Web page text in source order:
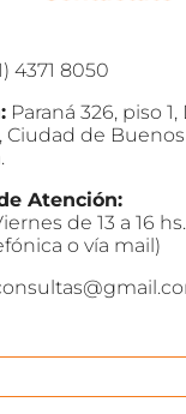
4371 8050
Paraná 326, piso 1,
Ciudad de
Atención:
de 13 a 16
o vía mail)